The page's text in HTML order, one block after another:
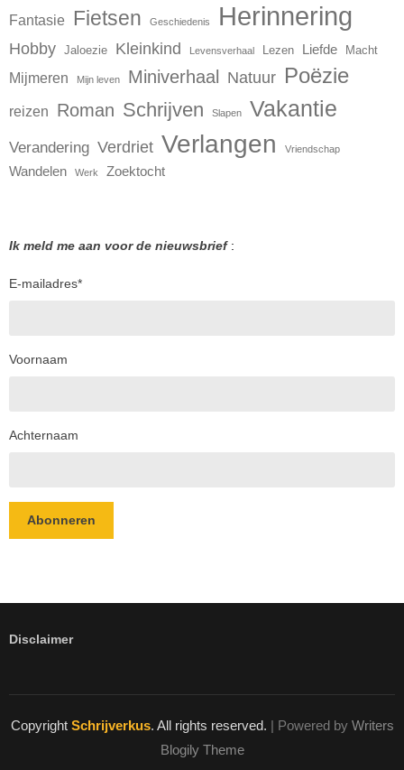
Fantasie Fietsen Geschiedenis Herinnering
Hobby Jaloezie Kleinkind Levensverhaal Lezen Liefde Macht
Mijmeren Mijn leven Miniverhaal Natuur Poëzie
reizen Roman Schrijven Slapen Vakantie
Verandering Verdriet Verlangen Vriendschap
Wandelen Werk Zoektocht
Ik meld me aan voor de nieuwsbrief:
E-mailadres*
Voornaam
Achternaam
Abonneren
Disclaimer
Copyright Schrijverkus. All rights reserved. | Powered by Writers
Blogily Theme